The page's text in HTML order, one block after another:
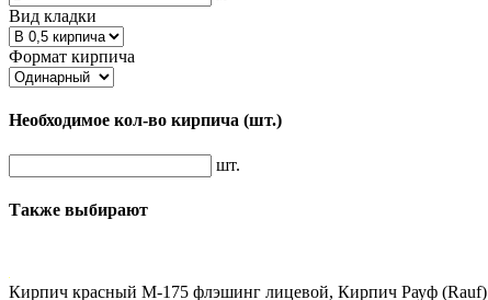
Вид кладки
Формат кирпича
Необходимое кол-во кирпича (шт.)
шт.
Также выбирают
Кирпич красный М-175 флэшинг лицевой, Кирпич Рауф (Rauf)